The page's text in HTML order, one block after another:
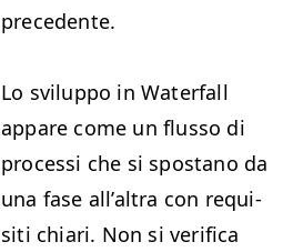
precedente.
Lo svilup­po in Water­fall
appare come un flus­so di
pro­ces­si che si spostano da
una fase all’al­tra con req­ui­
si­ti chiari. Non si ver­i­fi­ca